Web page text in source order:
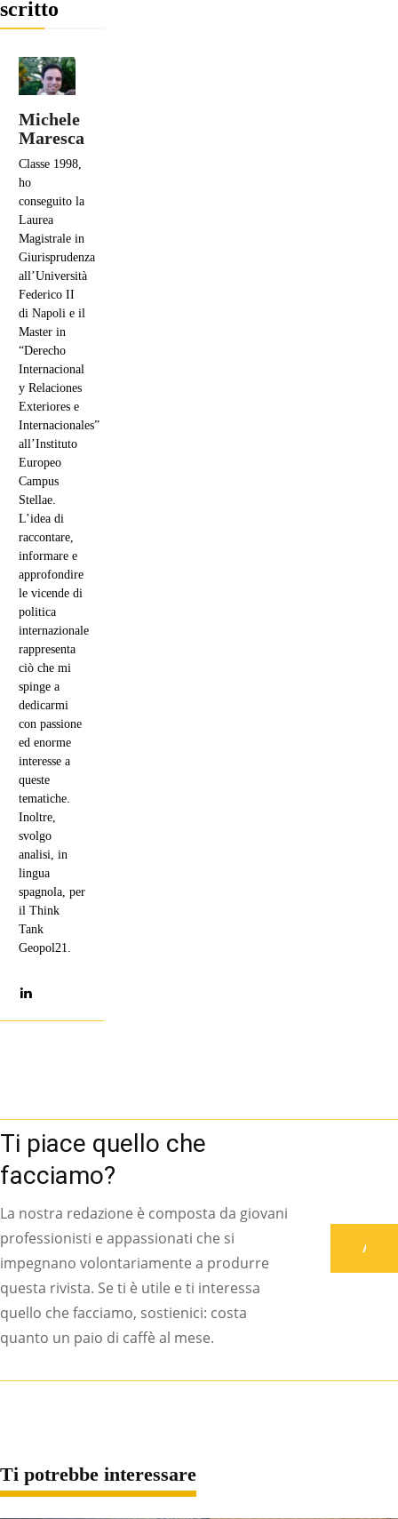
scritto
Michele
Maresca
Classe 1998,
ho
conseguito la
Laurea
Magistrale in
Giurisprudenza
all’Università
Federico II
di Napoli e il
Master in
“Derecho
Internacional
y Relaciones
Exteriores e
Internacionales”
all’Instituto
Europeo
Campus
Stellae.
L’idea di
raccontare,
informare e
approfondire
le vicende di
politica
internazionale
rappresenta
ciò che mi
spinge a
dedicarmi
con passione
ed enorme
interesse a
queste
tematiche.
Inoltre,
svolgo
analisi, in
lingua
spagnola, per
il Think
Tank
Geopol21.
Ti piace quello che
facciamo?
La nostra redazione è composta da giovani
professionisti e appassionati che si
impegnano volontariamente a produrre
questa rivista. Se ti è utile e ti interessa
quello che facciamo, sostienici: costa
quanto un paio di caffè al mese.
Ti potrebbe interessare